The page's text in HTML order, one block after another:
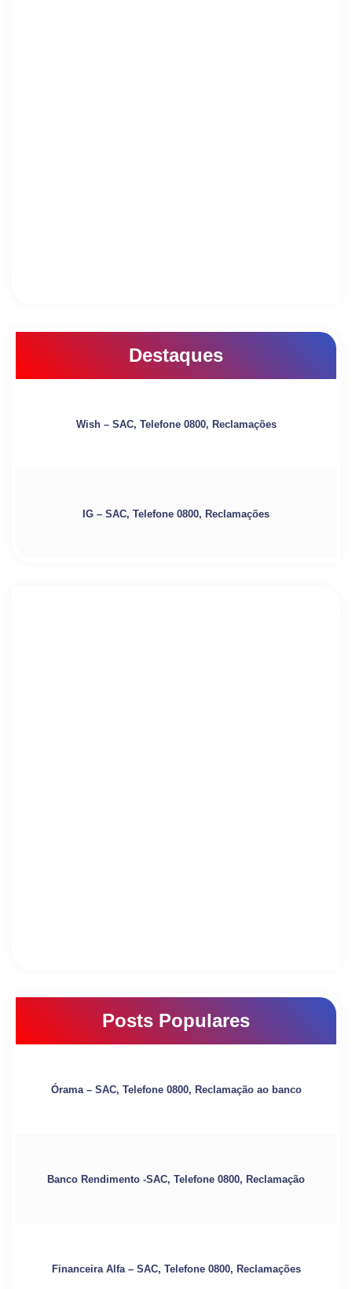
Destaques
Wish – SAC, Telefone 0800, Reclamações
IG – SAC, Telefone 0800, Reclamações
Posts Populares
Órama – SAC, Telefone 0800, Reclamação ao banco
Banco Rendimento -SAC, Telefone 0800, Reclamação
Financeira Alfa – SAC, Telefone 0800, Reclamações